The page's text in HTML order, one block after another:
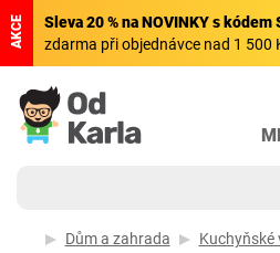
AKCE Sleva 20 % na NOVINKY s kódem
zdarma při objednávce nad 1 500
Dům a zahrada Kuchyňské